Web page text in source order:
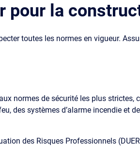
pour la
toutes les normes en vigueur.
normes de sécurité les plus strictes,
des systèmes d’alarme incendie et
des Risques Professionnels